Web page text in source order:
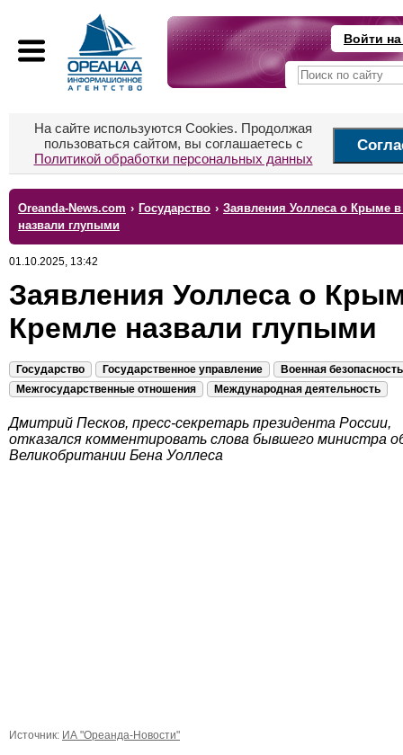
Войти
На сайте используются Cookies. Продолжая
пользоваться сайтом, вы соглашаетесь с
Политикой обработки персональных данных
Oreanda-News.com › Государство › Заявления Уоллеса о Крыме
назвали глупыми
01.10.2025, 13:42
Заявления Уоллеса о
Кремле назвали глупыми
Государство Государственное управление
Военная безопасность
Межгосударственные отношения
Международная деятельность
Дмитрий Песков, пресс-секретарь президента России,
отказался комментировать слова бывшего министра
Великобритании Бена Уоллеса
Источник: ИА "Ореанда-Новости"